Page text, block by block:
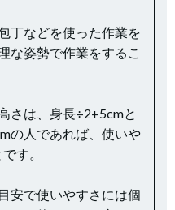
丁などを使った作業を
な姿勢で作業をするこ
さは、身長÷2+5cmと
の人であれば、使いや
す。
安で使いやすさには個